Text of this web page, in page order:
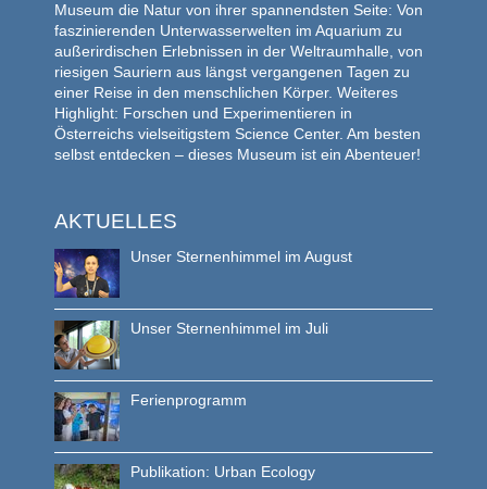
Museum die Natur von ihrer spannendsten Seite: Von
faszinierenden Unterwasserwelten im Aquarium zu
außerirdischen Erlebnissen in der Weltraumhalle, von
riesigen Sauriern aus längst vergangenen Tagen zu
einer Reise in den menschlichen Körper. Weiteres
Highlight: Forschen und Experimentieren in
Österreichs vielseitigstem Science Center. Am besten
selbst entdecken – dieses Museum ist ein Abenteuer!
AKTUELLES
Unser Sternenhimmel im August
Unser Sternenhimmel im Juli
Ferienprogramm
Publikation: Urban Ecology